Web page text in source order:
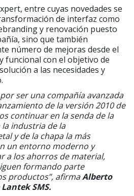
entre cuyas novedades se
de interfaz como
y renovación puesto
sino que también
número de mejoras desde el
funcional con el objetivo de
a las necesidades y
ser una compañía avanzada
de la versión 2010 de
continuar en la senda de la
industria de la
y de la chapa la más
un entorno moderno y
a los ahorros de material,
formando parte
productos”, afirmaAlberto
SMS.